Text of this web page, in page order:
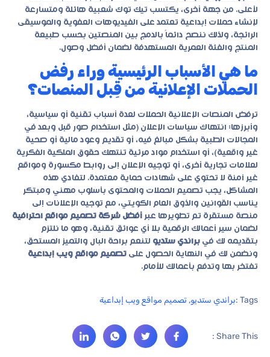
لأعلى. من جهة أخرى، يكتسب تيك توك شعبية هائلة ومتسارعة
لإنشاء حملات إبداعية تعتمد على الفيديوهات العفوية والموسيقى
الرائجة، ولذلك ننصح دائماً بالدمج بين المنصتين بحسب طبيعة
المنتج والفئة العمرية المستهدفة لضمان أفضل وصول.
ما هي الأسباب الرئيسية وراء رفض
الحملات الإعلانية من قِبل المنصات؟
ترفض المنصات الإعلانية الحملات لعدة أسباب تقنية أو سياسية،
وأبرزها: انتهاك سياسات الإعلان (مثل استخدام صور قبل وبعد في
المجالات الطبية بشكل مبالغ فيه، أو تقديم وعود مالية أو صحية
غير واقعية)، أو استخدام مواد مرئية تنتهك حقوق الملكية الفكرية
لعلامات تجارية أخرى، أو توجيه الإعلان إلى روابط مكسورة ومواقع
غير آمنة لا تحتوي على شهادات حماية معتمدة. لتفادي هذه
المشاكل، يجب تصميم الحملات والمحتوى بأسلوب مهني ومبتكر
يناسب القوانين والذوق العام الكويتي، مع توجيه الإعلانات إلى
منصة مستقرة تم تطويرها عبر أفضل شركة تصميم مواقع احترافية
لضمان سير أعمالك الرقمية بلا أي عوائق تقنية، وهو ما نلتزم
بتقديمه لك في براندي ستديو لتنعم براحة البال والتميز المستحق،
ونضمن لك في النهاية الحصول على تصميم مواقع ويب إبداعية
تفتخر بها وتدفع بأعمالك للأمام.
Tags : براندي ستديو,تصميم مواقع ويب إبداعية
Share This :